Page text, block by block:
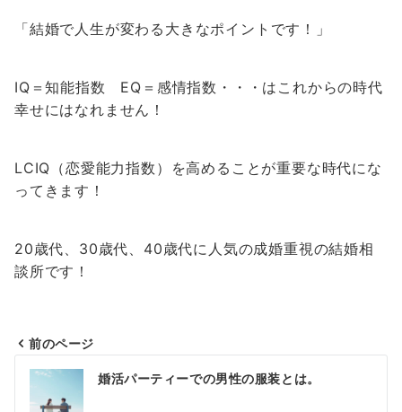
「結婚で人生が変わる大きなポイントです！」
IQ＝知能指数 EQ＝感情指数・・・はこれからの時代
幸せにはなれません！
LCIQ（恋愛能力指数）を高めることが重要な時代にな
ってきます！
20歳代、30歳代、40歳代に人気の成婚重視の結婚相
談所です！
投
稿
前のページ
婚活パーティーでの男性の服装とは。